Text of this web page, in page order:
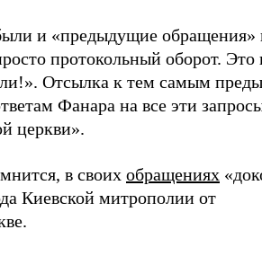
и «предыдущие обращения»
протокольный оборот. Это
Отсылка к тем самым
Фанара на все эти
церкви».
в своих обращениях
Киевской митрополии от